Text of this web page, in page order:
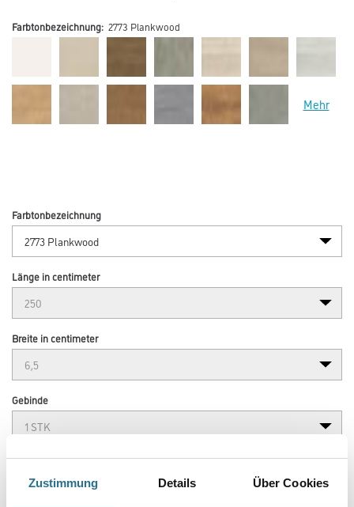
Zustimmung Details Über Cookies
Farbtonbezeichnung: 2773 Plankwood
Mehr
Farbtonbezeichnung
Länge in centimeter
Breite in centimeter
Gebinde